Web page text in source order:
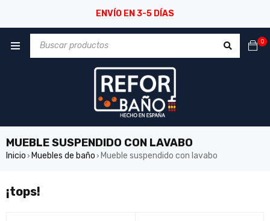
ENVÍO EN 3-5 DÍAS
0
MUEBLE SUSPENDIDO CON LAVABO
Inicio › Muebles de baño › Mueble suspendido con lavabo
¡tops!